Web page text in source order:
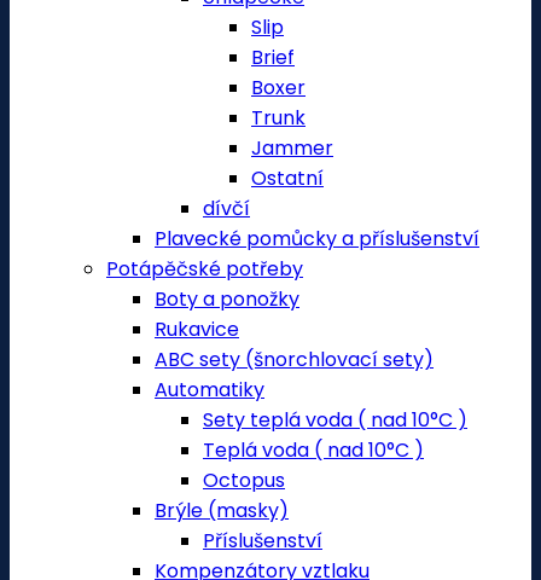
Slip
Brief
Boxer
Trunk
Jammer
Ostatní
dívčí
Plavecké pomůcky a příslušenství
Potápěčské potřeby
Boty a ponožky
Rukavice
ABC sety (šnorchlovací sety)
Automatiky
Sety teplá voda ( nad 10°C )
Teplá voda ( nad 10°C )
Octopus
Brýle (masky)
Příslušenství
Kompenzátory vztlaku